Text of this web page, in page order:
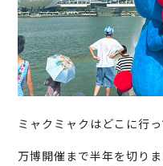
ミャクミャクはどこに行
万博開催まで半年を切り